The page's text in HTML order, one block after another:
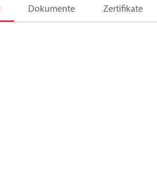
Dokumente Zertifikate